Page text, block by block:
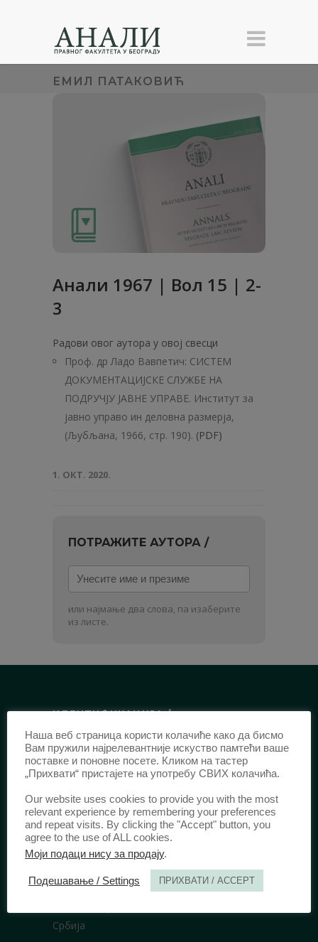
ЕМИЛ ПАТАКОВИЋ
Анaли 1967 | Вол 15 | 2-
3
Радови овог аутора у овој свесци
Проф. др Ладо Вавпетич: СИСТЕМ
ДОКУМЕНТАЦИЈСКЕ СЛУЖБЕ НА
ПОДРУЧЈУ ЈАВНЕ УПРАВЕ. Институт за
јавно управо ин деловна размерја,
(Љубљана, 1966, стр. 190). (PDF)
1. ОКТ. 2020.
ПОТРАЖИТЕ АУТОРА /
Унесите
име
и
презиме
или најмање два слова, па изаберите
из листе.
ИДЕНТИФИКАЦИЈА /
ISSN:0003-2565(Штампано издање)
еISSN:2406-2693(Онлајн издање)
DOI: 10.51204/Anali_PFBU_1906
ИЗДАВАЧ /
Правни факултет Универзитета у
Булевар краља Александра 67
Србија
Наша веб страница користи колачиће како да бисмо
Вам пружили најрелевантније искуство памтећи ваше
поставке и поновне посете. Кликом на тастер
„Прихвати“ пристајете на употребу СВИХ колачића.
Our website uses cookies to provide you with the most
relevant experience by remembering your preferences
and repeat visits. By clicking the "Accept" button, you
agree to the use of ALL cookies.
Моји подаци нису за продају.
Подешавање / Settings ПРИХВАТИ / ACCEPT